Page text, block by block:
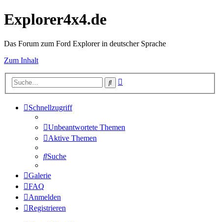
Explorer4x4.de
Das Forum zum Ford Explorer in deutscher Sprache
Zum Inhalt
Suche
Schnellzugriff
Unbeantwortete Themen
Aktive Themen
Suche
Galerie
FAQ
Anmelden
Registrieren